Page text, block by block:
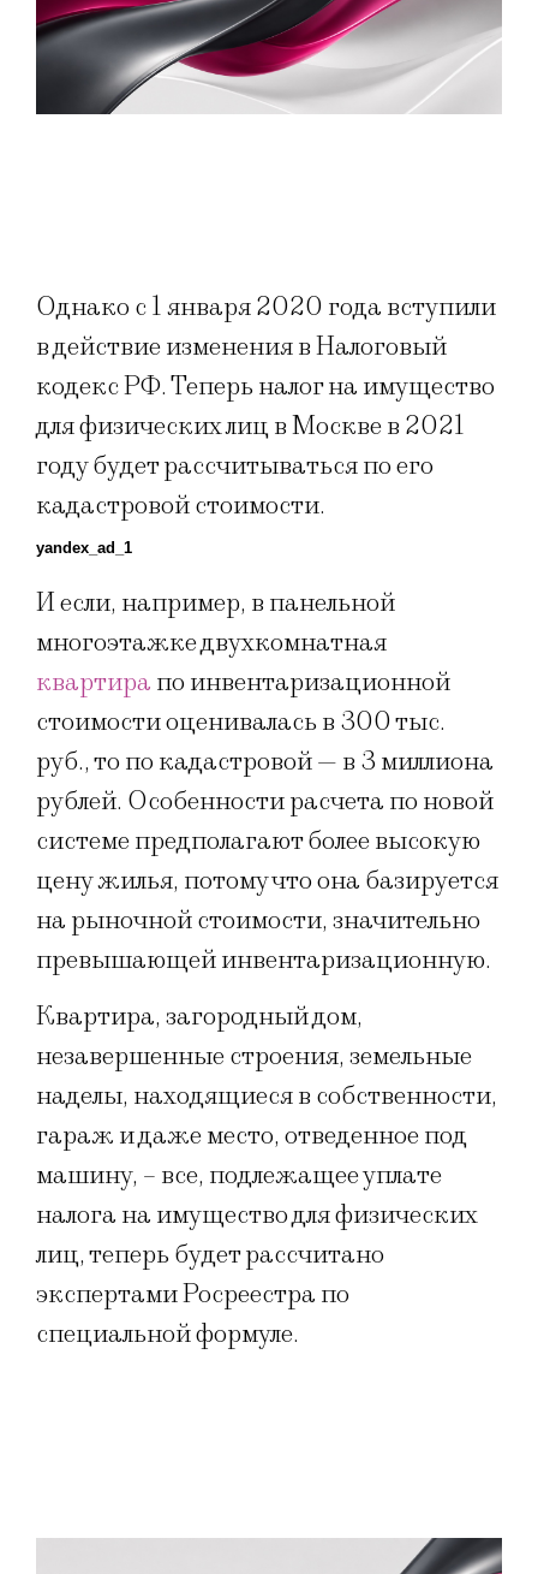
Однако с 1 января 2020 года вступили
в действие изменения в Налоговый
кодекс РФ. Теперь налог на имущество
для физических лиц в Москве в 2021
году будет рассчитываться по его
кадастровой стоимости.
yandex_ad_1
И если, например, в панельной
многоэтажке двухкомнатная
квартира по инвентаризационной
стоимости оценивалась в 300 тыс.
руб., то по кадастровой — в 3 миллиона
рублей. Особенности расчета по новой
системе предполагают более высокую
цену жилья, потому что она базируется
на рыночной стоимости, значительно
превышающей инвентаризационную.
Квартира, загородный дом,
незавершенные строения, земельные
наделы, находящиеся в собственности,
гараж и даже место, отведенное под
машину, – все, подлежащее уплате
налога на имущество для физических
лиц, теперь будет рассчитано
экспертами Росреестра по
специальной формуле.